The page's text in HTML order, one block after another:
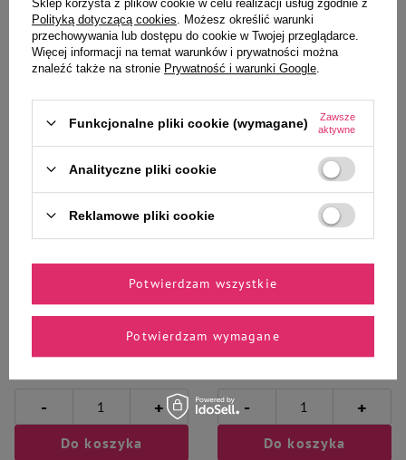
Do koszyka Do koszyka
Wybrane specjalnie dla
Ciebie i Twojego czworonoga
Mokra karma dla psa Dolina
królika z żurawiną puszka 800 g
12,35 zł 15,44 zł / kg
- +
Do koszyka
Mokra karma dla psa Dolina
ziemniakami puszka 800 g
12,35 zł 15,44 zł / kg
- +
Do koszyka
Sklep korzysta z plików cookie w celu realizacji usług zgodnie z
Polityką dotyczącą cookies . Możesz określić warunki
przechowywania lub dostępu do cookie w Twojej przeglądarce.
Więcej informacji na temat warunków i prywatności można
znaleźć także na stronie Prywatność i warunki Google
Funkcjonalne pliki cookie (wymagane)
Zawsze
aktywne
Analityczne pliki cookie
Reklamowe pliki cookie
Potwierdzam wymagane
Potwierdzam wszystkie